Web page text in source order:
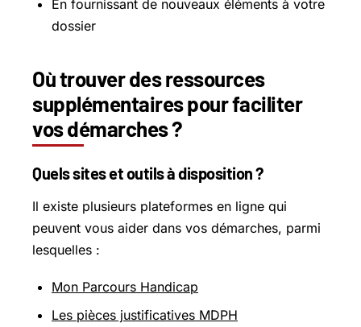
En fournissant de nouveaux éléments à votre
dossier
Où trouver des ressources
supplémentaires pour faciliter
vos démarches ?
Quels sites et outils à disposition ?
Il existe plusieurs plateformes en ligne qui
peuvent vous aider dans vos démarches, parmi
lesquelles :
Mon Parcours Handicap
Les pièces justificatives MDPH